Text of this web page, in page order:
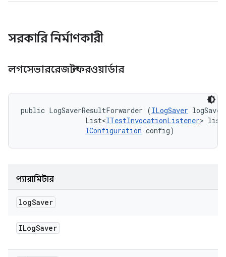
সরকারি নির্মাণকারী
লগসেভাররেজাল্টফরওয়ার্ডার
public LogSaverResultForwarder (ILogSaver
                List<
ITestInvocationListener>
IConfiguration config)
প্যারামিটার
logSaver
ILogSaver